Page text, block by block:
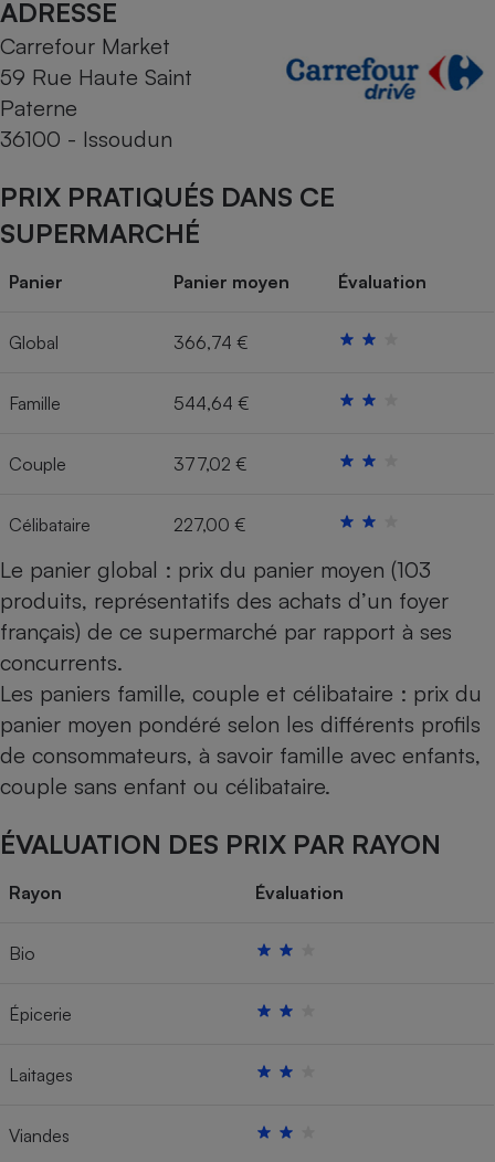
ADRESSE
Carrefour Market
59 Rue Haute Saint
Paterne
36100 - Issoudun
PRIX PRATIQUÉS DANS CE
SUPERMARCHÉ
Panier Panier moyen Évaluation
Global 366,74 €
Famille 544,64 €
Couple 377,02 €
Célibataire 227,00 €
Le panier global : prix du panier moyen (103
produits, représentatifs des achats d’un foyer
français) de ce supermarché par rapport à ses
concurrents.
Les paniers famille, couple et célibataire : prix du
panier moyen pondéré selon les différents profils
de consommateurs, à savoir famille avec enfants,
couple sans enfant ou célibataire.
ÉVALUATION DES PRIX PAR RAYON
Rayon Évaluation
Bio
Épicerie
Laitages
Viandes
Cafetière à expressos
Robot ménager
Climatiseur -